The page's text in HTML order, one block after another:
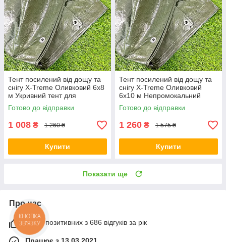
Тент посилений від дощу та
снігу X-Treme Оливковий 6х8
м Укривний тент для
сільського господарства
Готово до відправки
1 008 ₴ 1 260 ₴
Купити
Тент посилений від дощу та
снігу X-Treme Оливковий
6х10 м Непромокальний
посилений тент
Готово до відправки
1 260 ₴ 1 575 ₴
Купити
Показати ще
Про нас
100% позитивних з 686 відгуків за рік
КНОПКА
ЗВ'ЯЗКУ